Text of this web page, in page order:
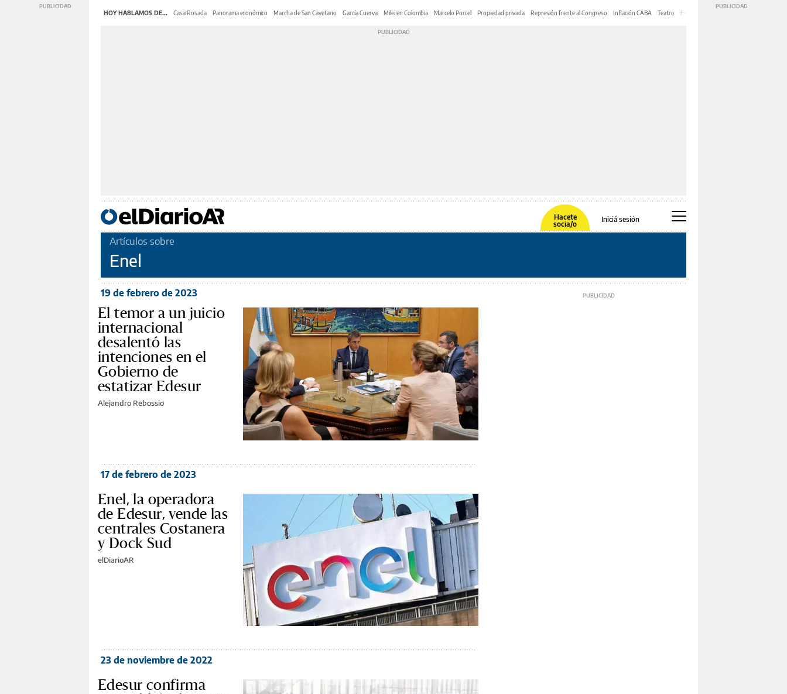
HOY HABLAMOS DE... Casa Rosada Panorama económico Marcha de San Cayetano García Cuerva Milei en Colombia Marcelo Porcel Propiedad privada Represión frente al Congreso Inflación CABA Teatro Feria de Editores
Hacete
socia/o
Iniciá sesión
Artículos sobre
Enel
19 de febrero de 2023
El temor a un juicio
internacional
desalentó las
intenciones en el
Gobierno de
estatizar Edesur
Alejandro Rebossio
17 de febrero de 2023
Enel, la operadora
de Edesur, vende las
centrales Costanera
y Dock Sud
elDiarioAR
23 de noviembre de 2022
Edesur confirma